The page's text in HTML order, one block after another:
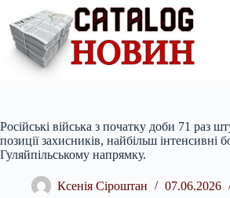
вмісту
Російські війська з початку доби 71 раз
позиції захисників, найбільш інтенсивні
Гуляйпільському напрямку.
Ксенія Сіроштан 07.06.2026